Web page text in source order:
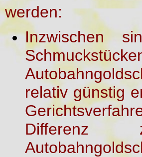
werden:
Inzwischen
relativ günstig
Differenz